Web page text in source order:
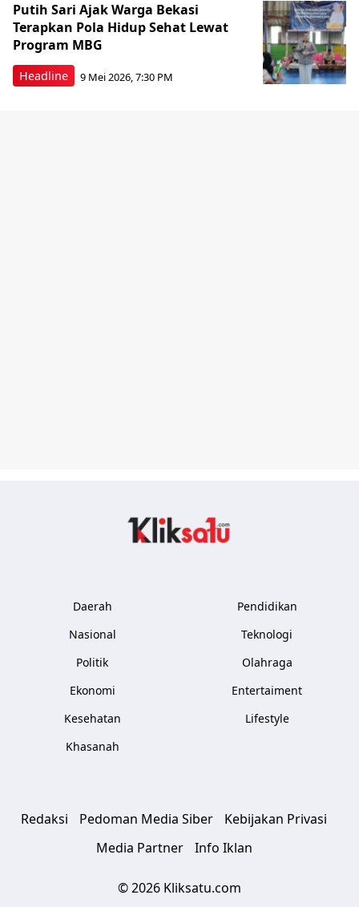
Headline
Putih Sari Ajak Warga Bekasi
Terapkan Pola Hidup Sehat Lewat
Program MBG
9 Mei 2026, 7:30 PM
Daerah
Nasional
Politik
Ekonomi
Kesehatan
Khasanah
Pendidikan
Teknologi
Olahraga
Entertaiment
Lifestyle
Redaksi Pedoman Media Siber
Kebijakan Privasi
Media Partner
Info Iklan
© 2026 Kliksatu.com